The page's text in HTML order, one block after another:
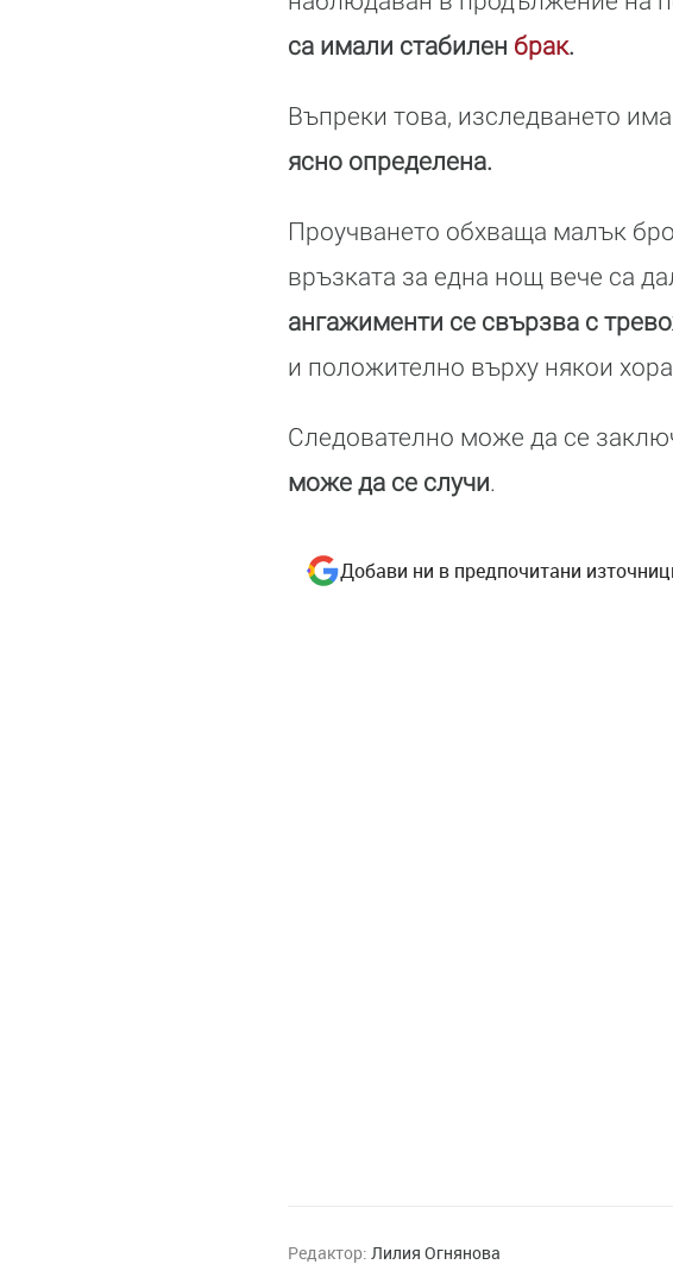
са имали стабилен брак.
Въпреки това, изследването
ясно определена.
Проучването обхваща малък
връзката за една нощ вече са
ангажименти се свързва с
и положително върху някои
Следователно може да се
може да се случи.
Добави ни в предпочитани
Редактор: Лилия Огнянова